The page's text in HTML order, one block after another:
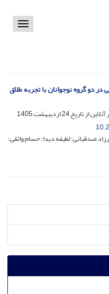
Toggle
دو گروه نوجوانان با تجربه طلاق
از تاریخ24 اردیبهشت 1405
صدقیانی؛ لطیفه دیدا؛ حسام واثقی؛